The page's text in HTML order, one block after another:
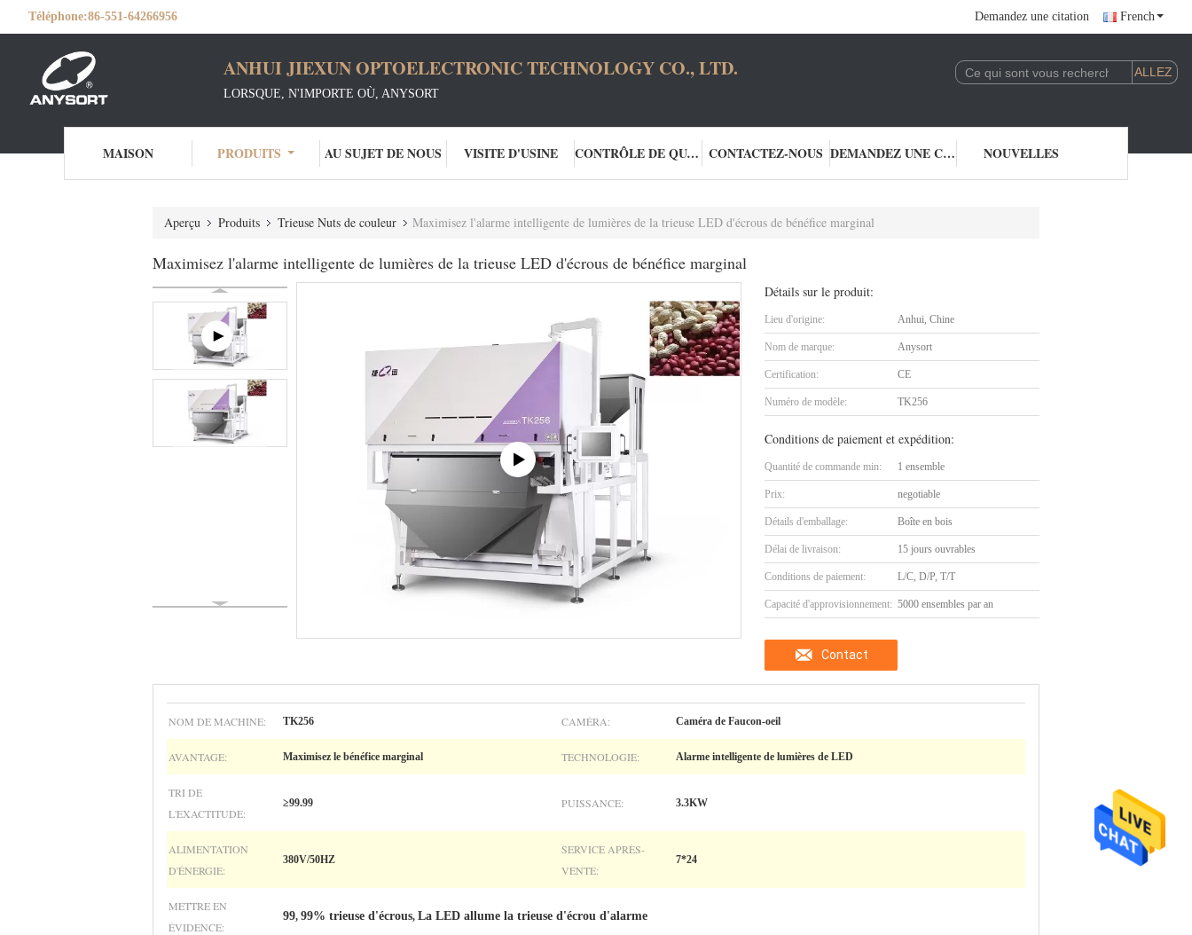
Téléphone:86-551-64266956 Demandez une citation French
ANHUI JIEXUN OPTOELECTRONIC TECHNOLOGY CO., LTD.
LORSQUE, N'IMPORTE OÙ, ANYSORT
MAISON PRODUITS AU SUJET DE NOUS VISITE D'USINE CONTRÔLE DE QUALITÉ CONTACTEZ-NOUS DEMANDEZ UNE CITATION NOUVELLES
Aperçu Produits Trieuse Nuts de couleur Maximisez l'alarme intelligente de lumières de la trieuse LED d'écrous de bénéfice marginal
Maximisez l'alarme intelligente de lumières de la trieuse LED d'écrous de bénéfice marginal
Détails sur le produit:
Lieu d'origine: Anhui, Chine
Nom de marque: Anysort
Certification: CE
Numéro de modèle: TK256
Conditions de paiement et expédition:
Quantité de commande min: 1 ensemble
Prix: negotiable
Détails d'emballage: Boîte en bois
Délai de livraison: 15 jours ouvrables
Conditions de paiement: L/C, D/P, T/T
Capacité d'approvisionnement: 5000 ensembles par an
Contact
NOM DE MACHINE: TK256 CAMÉRA: Caméra de Faucon-oeil
AVANTAGE: Maximisez le bénéfice marginal TECHNOLOGIE: Alarme intelligente de lumières de LED
TRI DE
L'EXACTITUDE:
≥99.99 PUISSANCE: 3.3KW
ALIMENTATION
D'ÉNERGIE:
380V/50HZ
SERVICE APRÈS-
VENTE:
7*24
METTRE EN
ÉVIDENCE:
99, 99% trieuse d'écrous, La LED allume la trieuse d'écrou d'alarme